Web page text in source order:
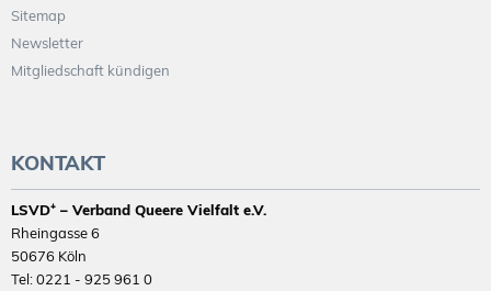
Sitemap
Newsletter
Mitgliedschaft kündigen
KONTAKT
LSVD⁺ – Verband Queere Vielfalt e.V.
Rheingasse 6
50676 Köln
Tel: 0221 - 925 961 0